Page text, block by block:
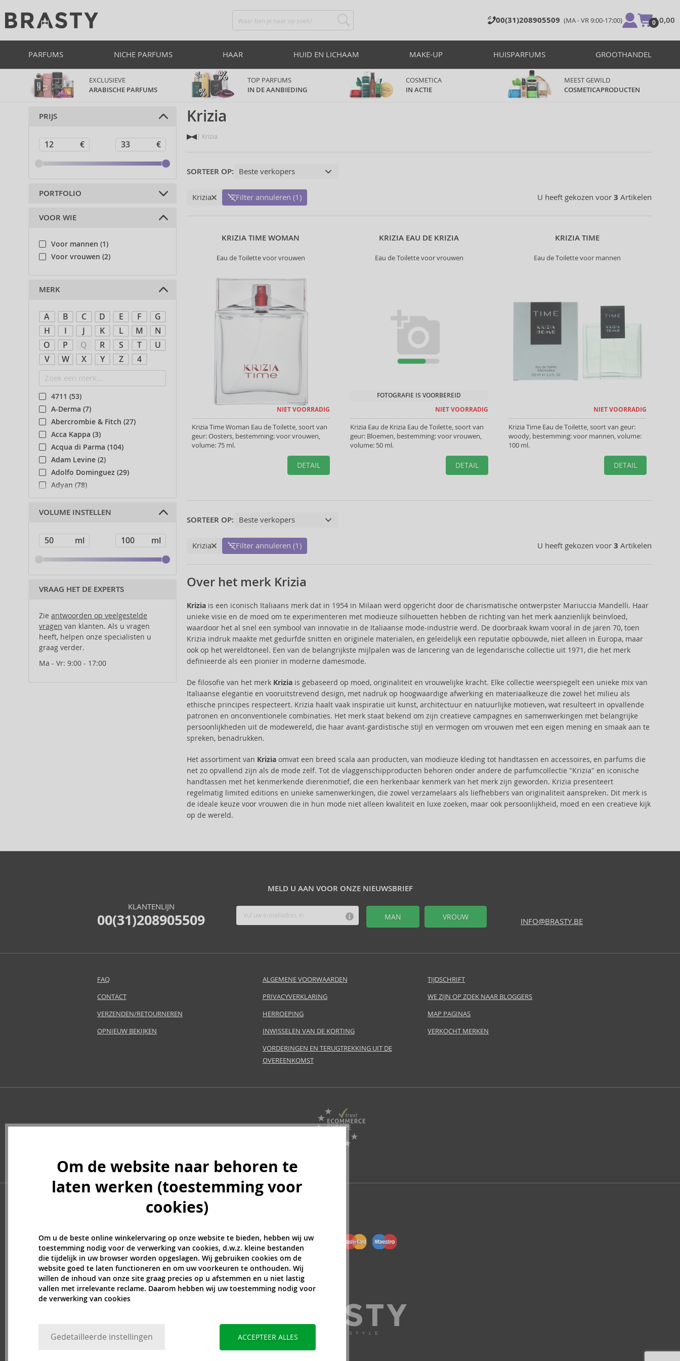
00(31)208905509 (MA - VR 9:00-17:00) 0
€ 0,00
PARFUMS NICHE PARFUMS HAAR HUID EN LICHAAM MAKE-UP HUISPARFUMS GROOTHANDEL
EXCLUSIEVE
ARABISCHE PARFUMS
TOP PARFUMS
IN DE AANBIEDING
COSMETICA
IN ACTIE
MEEST GEWILD
COSMETICAPRODUCTEN
Krizia
Krizia
SORTEER OP:
U heeft gekozen voor 3 Artikelen
Krizia Filter annuleren (1)
KRIZIA TIME WOMAN
Eau de Toilette voor vrouwen
NIET VOORRADIG
Krizia Time Woman Eau de Toilette, soort van
geur: Oosters, bestemming: voor vrouwen,
volume: 75 ml.
DETAIL
KRIZIA EAU DE KRIZIA
Eau de Toilette voor vrouwen
FOTOGRAFIE IS VOORBEREID
NIET VOORRADIG
Krizia Eau de Krizia Eau de Toilette, soort van
geur: Bloemen, bestemming: voor vrouwen,
volume: 50 ml.
DETAIL
KRIZIA TIME
Eau de Toilette voor mannen
NIET VOORRADIG
Krizia Time Eau de Toilette, soort van geur:
woody, bestemming: voor mannen, volume:
100 ml.
DETAIL
SORTEER OP:
U heeft gekozen voor 3 Artikelen
Krizia Filter annuleren (1)
Over het merk Krizia
Kriziais een iconisch Italiaans merk dat in 1954 in Milaan werd opgericht door de charismatische ontwerpster Mariuccia Mandelli. Haar
unieke visie en de moed om te experimenteren met modieuze silhouetten hebben de richting van het merk aanzienlijk beïnvloed,
waardoor het al snel een symbool van innovatie in de Italiaanse mode-industrie werd. De doorbraak kwam vooral in de jaren 70, toen
Krizia indruk maakte met gedurfde snitten en originele materialen, en geleidelijk een reputatie opbouwde, niet alleen in Europa, maar
ook op het wereldtoneel. Een van de belangrijkste mijlpalen was de lancering van de legendarische collectie uit 1971, die het merk
definieerde als een pionier in moderne damesmode.
De filosofie van het merk Kriziais gebaseerd op moed, originaliteit en vrouwelijke kracht. Elke collectie weerspiegelt een unieke mix van
Italiaanse elegantie en vooruitstrevend design, met nadruk op hoogwaardige afwerking en materiaalkeuze die zowel het milieu als
ethische principes respecteert. Krizia haalt vaak inspiratie uit kunst, architectuur en natuurlijke motieven, wat resulteert in opvallende
patronen en onconventionele combinaties. Het merk staat bekend om zijn creatieve campagnes en samenwerkingen met belangrijke
persoonlijkheden uit de modewereld, die haar avant-gardistische stijl en vermogen om vrouwen met een eigen mening en smaak aan te
spreken, benadrukken.
Het assortiment van Kriziaomvat een breed scala aan producten, van modieuze kleding tot handtassen en accessoires, en parfums die
net zo opvallend zijn als de mode zelf. Tot de vlaggenschipproducten behoren onder andere de parfumcollectie "Krizia" en iconische
handtassen met het kenmerkende dierenmotief, die een herkenbaar kenmerk van het merk zijn geworden. Krizia presenteert
regelmatig limited editions en unieke samenwerkingen, die zowel verzamelaars als liefhebbers van originaliteit aanspreken. Dit merk is
de ideale keuze voor vrouwen die in hun mode niet alleen kwaliteit en luxe zoeken, maar ook persoonlijkheid, moed en een creatieve kijk
op de wereld.
PRIJS
PORTFOLIO
Parfums (3)
VOOR WIE
Voor mannen (1)
Voor vrouwen (2)
MERK
A B C D E F
G
H
I J K L M
N
O
P Q R S T
U
V
W X Y Z 4
4711 (53)
A-Derma (7)
Abercrombie & Fitch (27)
Acca Kappa (3)
Acqua di Parma (104)
Adam Levine (2)
Adolfo Dominguez (29)
Adyan (78)
Affinage (1)
Afnan (83)
Ahava (49)
Aigner (41)
Ajmal (86)
Al Haramain (178)
Al Wataniah (79)
Alcina (156)
Alexander McQueen (2)
Alexandre.J (31)
Alfaparf Milano (175)
Alfred Sung (7)
Animale (4)
Antonio Banderas (69)
Antonio Puig (8)
Apivita (64)
Ard Al Zaafaran (21)
Atopalm (7)
Aveda (61)
Avène (32)
Azha (37)
Babor (20)
Baby Boom (4)
Baldessarini (35)
Baldinini (1)
Banana Republic (47)
VOLUME INSTELLEN
VRAAG HET DE EXPERTS
Zie antwoorden op veelgestelde
vragen van klanten. Als u vragen
heeft, helpen onze specialisten u
graag verder.
Ma - Vr: 9:00 - 17:00
MELD U AAN VOOR ONZE NIEUWSBRIEF
MAN VROUW
KLANTENLIJN
00(31)208905509 INFO@BRASTY.BE
FAQ
CONTACT
VERZENDEN/RETOURNEREN
OPNIEUW BEKIJKEN
ALGEMENE VOORWAARDEN
PRIVACYVERKLARING
HERROEPING
INWISSELEN VAN DE KORTING
VORDERINGEN EN TERUGTREKKING UIT DE
OVEREENKOMST
TIJDSCHRIFT
WE ZIJN OP ZOEK NAAR BLOGGERS
MAP PAGINAS
VERKOCHT MERKEN
Om de website naar behoren te
laten werken (toestemming voor
cookies)
Om u de beste online winkelervaring op onze website te bieden, hebben wij uw
toestemming nodig voor de verwerking van cookies, d.w.z. kleine bestanden
die tijdelijk in uw browser worden opgeslagen. Wij gebruiken cookies om de
website goed te laten functioneren en om uw voorkeuren te onthouden. Wij
willen de inhoud van onze site graag precies op u afstemmen en u niet lastig
vallen met irrelevante reclame. Daarom hebben wij uw toestemming nodig voor
de verwerking van cookies
Gedetailleerde instellingen ACCEPTEER ALLES